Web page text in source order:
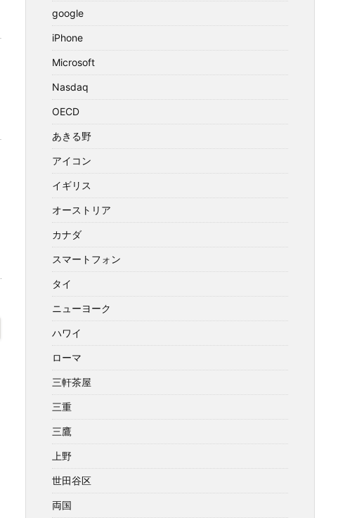
google
iPhone
Microsoft
Nasdaq
OECD
あきる野
アイコン
イギリス
オーストリア
カナダ
スマートフォン
タイ
ニューヨーク
ハワイ
ローマ
三軒茶屋
三重
三鷹
上野
世田谷区
両国